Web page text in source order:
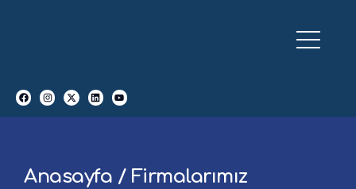
Anasayfa / Firmalarımız